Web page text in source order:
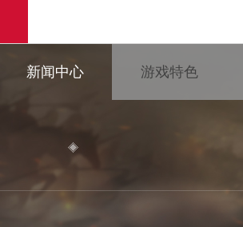
新闻中心 游戏特色